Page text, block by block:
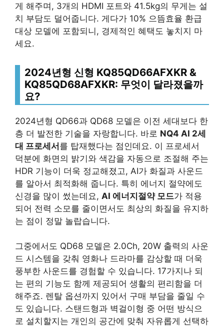
게 해주며, 3개의 HDMI 포트와 41.5kg의 무게는 설
치 부담도 덜어줍니다. 게다가 10% 으뜸효율 환급
대상 모델에 포함되니, 경제적인 혜택도 놓치지 마
세요.
2024년형 신형 KQ85QD66AFXKR &
KQ85QD68AFXKR: 무엇이 달라졌을까
요?
2024년형 QD66과 QD68 모델은 이전 세대보다 한
층 더 발전한 기술을 자랑합니다. 바로 NQ4 AI 2세
대 프로세서를 탑재했다는 점인데요. 이 프로세서
덕분에 화면의 밝기와 색감을 자동으로 조절해 주는
HDR 기능이 더욱 정교해졌고, AI가 화질과 사운드
를 알아서 최적화해 줍니다. 특히 에너지 절약에도
신경을 많이 썼는데요, AI 에너지절약 모드가 적용
되어 전력 소모를 줄이면서도 최상의 화질을 유지하
는 점이 정말 놀랍습니다.
그중에서도 QD68 모델은 2.0Ch, 20W 출력의 사운
드 시스템을 갖춰 영화나 드라마를 감상할 때 더욱
풍부한 사운드를 경험할 수 있습니다. 17가지나 되
는 편의 기능도 함께 제공되어 생활의 편리함을 더
해주죠. 렌탈 옵션까지 있어서 구매 부담을 줄일 수
도 있습니다. 스탠드형과 벽걸이형 중 어떤 방식으
로 설치할지는 개인의 공간에 맞춰 자유롭게 선택하